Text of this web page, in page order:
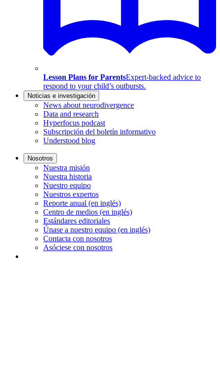
Lesson Plans for ParentsExpert-backed advice to
respond to your child’s outbursts.
Noticias e investigación
News about neurodivergence
Data and research
Hyperfocus podcast
Subscripción del boletín informativo
Understood blog
Nosotros
Nuestra misión
Nuestra historia
Nuestro equipo
Nuestros expertos
Reporte anual (en inglés)
Centro de medios (en inglés)
Estándares editoriales
Únase a nuestro equipo (en inglés)
Contacta con nosotros
Asóciese con nosotros